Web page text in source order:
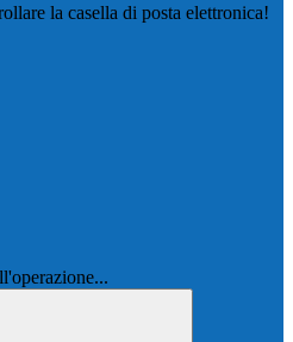
la casella di posta elettronica!